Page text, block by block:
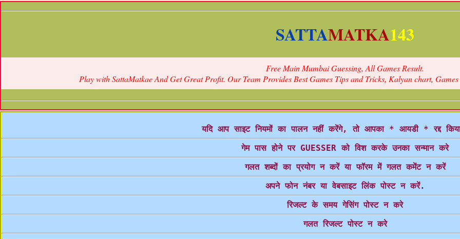
SATTAMATKA143
Free Main Mumbai Guessing, All Games Result.
Play with SattaMatkae And Get Great Profit. Our Team Provides Best Games Tips and Tricks, Kalyan chart,
यदि आप साइट नियमों का पालन नहीं करेंगे, तो आपका * आयडी * रद्द किया
गेम पास होने पर GUESSER को विश करके उनका सन्मान करे
गलत शब्दों का प्रयोग न करें या फॉरम में गलत कमेंट न करें
अपने फोन नंबर या वेबसाइट लिंक पोस्ट न करें.
रिजल्ट के समय गेसिंग पोस्ट न करे
गलत रिजल्ट पोस्ट न करे